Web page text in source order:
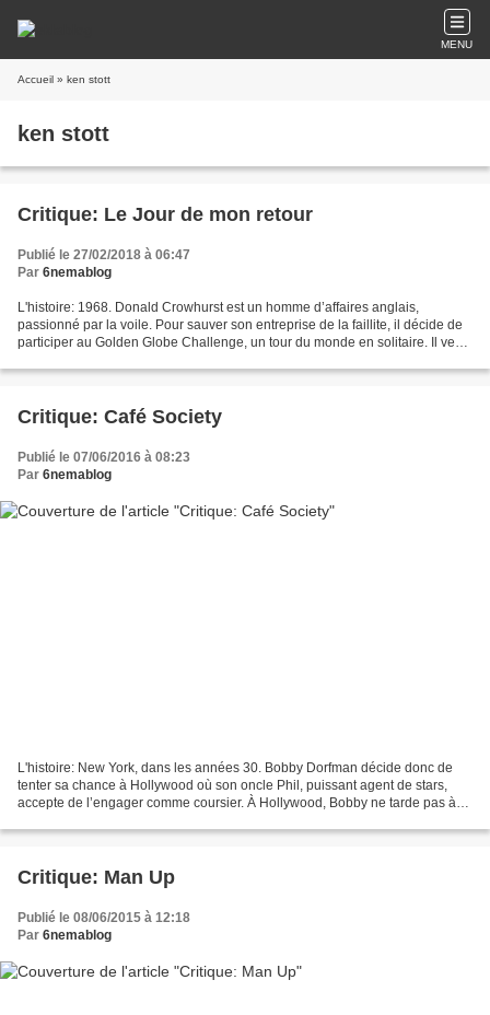
MENU
Accueil » ken stott
ken stott
Critique: Le Jour de mon retour
Publié le 27/02/2018 à 06:47
Par 6nemablog
L'histoire: 1968. Donald Crowhurst est un homme d’affaires anglais,
passionné par la voile. Pour sauver son entreprise de la faillite, il décide de
participer au Golden Globe Challenge, un tour du monde en solitaire. Il veut
Critique: Café Society
Publié le 07/06/2016 à 08:23
Par 6nemablog
L'histoire: New York, dans les années 30. Bobby Dorfman décide donc de
tenter sa chance à Hollywood où son oncle Phil, puissant agent de stars,
accepte de l’engager comme coursier. À Hollywood, Bobby ne tarde pas à
Critique: Man Up
Publié le 08/06/2015 à 12:18
Par 6nemablog